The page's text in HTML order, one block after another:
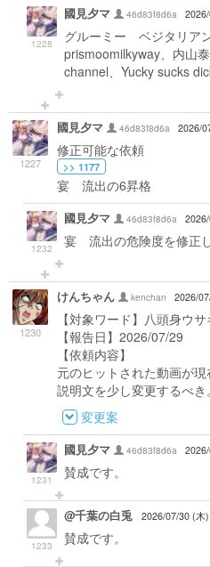
1228
國見夕マ 46d83f8d6a
グルーミー ベジタリアン
prismoomilkyway、内山
channel、Yucky sucks
1227
國見夕マ 46d83f8d6a 2026/
修正可能な依頼
>> 1177
宴 流出の6昇格
1232
國見夕マ 46d83f8d6a
宴 流出の危険度を修正し
1230
けんちゃん kenchan 2026/
【対象ワード】八頭身ウサ
【報告日】2026/07/29
【依頼内容】
元のヒットされた動画が現
説明文を少し変更するべき。
変更案
1231
國見夕マ 46d83f8d6a
賛成です。
1233
@千葉の白兎 2026/07/30 (木
賛成です。